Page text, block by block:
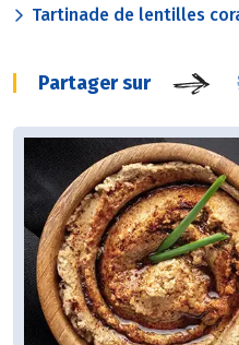
Tartinade de lentilles
Partager sur